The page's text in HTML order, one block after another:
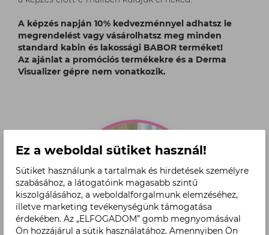
A képzés napján 10% kedvezménnyel adhatsz le
megrendelést vagy vásárolhatsz meg minden
standard kabin és lakossági BABOR terméket!
Az ajánlat a promóciós termékekre és a Derma
Visualizer gépre nem vonatkozik.
Ez a weboldal sütiket használ!
Sütiket használunk a tartalmak és hirdetések személyre
szabásához, a látogatóink magasabb szintű
kiszolgálásához, a weboldalforgalmunk elemzéséhez,
illetve marketing tevékenységünk támogatása
érdekében. Az „ELFOGADOM” gomb megnyomásával
Ön hozzájárul a sütik használatához. Amennyiben Ön